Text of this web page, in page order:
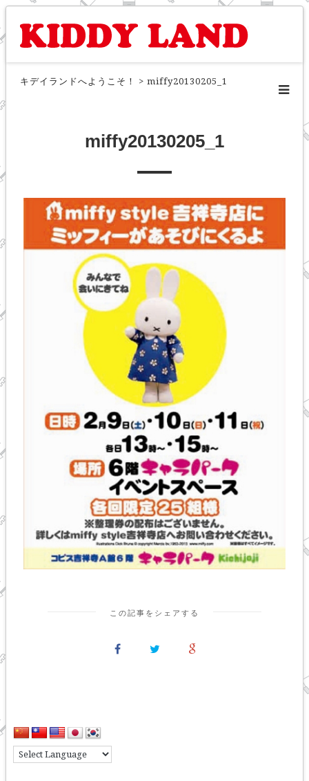
キデイランドへようこそ！ > miffy20130205_1
miffy20130205_1
この記事をシェアする